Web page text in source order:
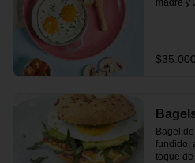
madre y
$35.000
Bagel
fundido,
toque